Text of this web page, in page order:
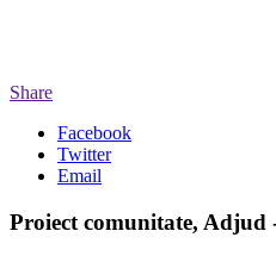
Share
Facebook
Twitter
Email
Proiect comunitate, Adjud